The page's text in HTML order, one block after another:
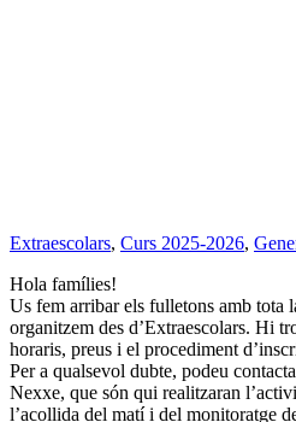
Extraescolars, Curs 2025-2026,
Hola famílies!
Us fem arribar els fulletons amb tota
organitzem des d’Extraescolars. Hi
horaris, preus i el procediment
Per a qualsevol dubte, podeu
Nexxe, que són qui realitzaran
l’acollida del matí i del monitoratge